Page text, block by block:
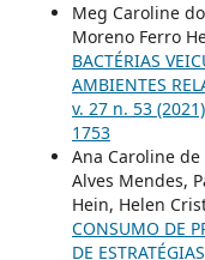
Meg Caroline
Moreno Ferro
BACTÉRIAS
AMBIENTES
v. 27 n. 53
1753
Ana Caroline
Alves Mendes,
Hein, Helen
CONSUMO DE
DE